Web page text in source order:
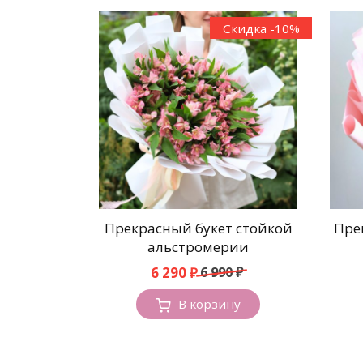
Скидка -10%
Прекрасный букет стойкой
альстромерии
6 990₽
Первоначальная
цена
составляла
6
6 290₽
Текущая
цена:
6
290 ₽.
В корзину